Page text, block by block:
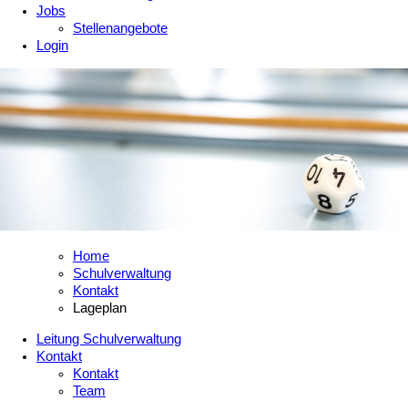
Jobs
Stellenangebote
Login
Home
Schulverwaltung
Kontakt
Lageplan
Leitung Schulverwaltung
Kontakt
Kontakt
Team